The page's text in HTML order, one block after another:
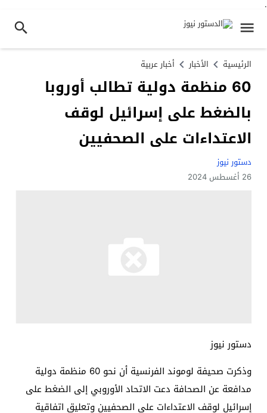
.
الرئيسية الأخبار أخبار عربية
60 منظمة دولية تطالب أوروبا
بالضغط على إسرائيل لوقف
الاعتداءات على الصحفيين
دستور نيوز
26 أغسطس 2024
دستور نيوز
وذكرت صحيفة لوموند الفرنسية أن نحو 60 منظمة دولية
مدافعة عن الصحافة دعت الاتحاد الأوروبي إلى الضغط على
إسرائيل لوقف الاعتداءات على الصحفيين وتعليق اتفاقية